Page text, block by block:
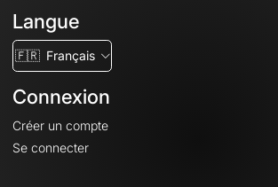
Langue
🇫🇷 Français
Connexion
Créer un compte
Se connecter